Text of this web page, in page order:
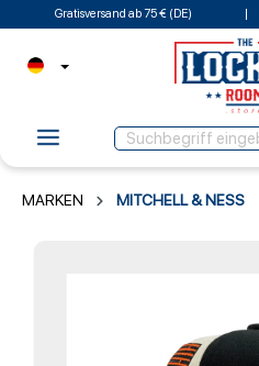
Gratisversand ab 75 € (DE)
MARKEN MITCHELL & NESS